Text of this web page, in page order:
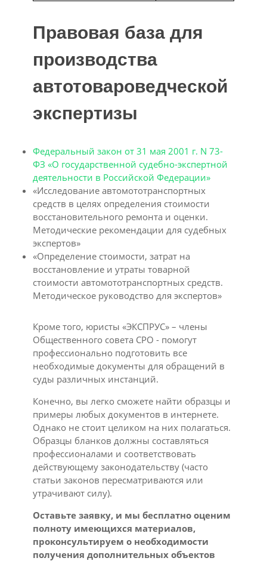
Правовая база для
производства
автотовароведческой
экспертизы
Федеральный закон от 31 мая 2001 г. N 73-
ФЗ «О государственной судебно-экспертной
деятельности в Российской Федерации»
«Исследование автомототранспортных
средств в целях определения стоимости
восстановительного ремонта и оценки.
Методические рекомендации для судебных
экспертов»
«Определение стоимости, затрат на
восстановление и утраты товарной
стоимости автомототранспортных средств.
Методическое руководство для экспертов»
Кроме того, юристы «ЭКСПРУС» – члены
Общественного совета СРО - помогут
профессионально подготовить все
необходимые документы для обращений в
суды различных инстанций.
Конечно, вы легко сможете найти образцы и
примеры любых документов в интернете.
Однако не стоит целиком на них полагаться.
Образцы бланков должны составляться
профессионалами и соответствовать
действующему законодательству (часто
статьи законов пересматриваются или
утрачивают силу).
Оставьте заявку, и мы бесплатно оценим
полноту имеющихся материалов,
проконсультируем о необходимости
получения дополнительных объектов